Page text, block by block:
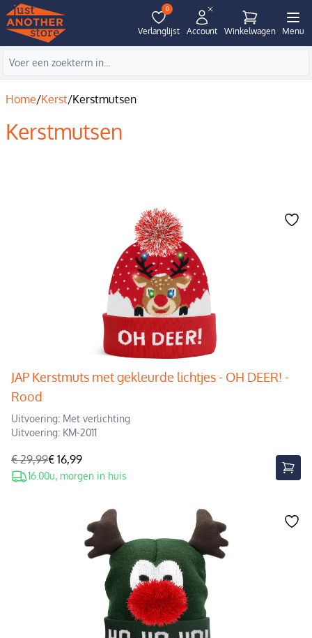
0
Verlanglijst Account Winkelwagen Menu
Home/Kerst/Kerstmutsen
Kerstmutsen
JAP Kerstmuts met gekleurde lichtjes - OH DEER! -
Rood
Uitvoering: Met verlichting
Uitvoering: KM-2011
€ 29,99€ 16,99
16.00u, morgen in huis